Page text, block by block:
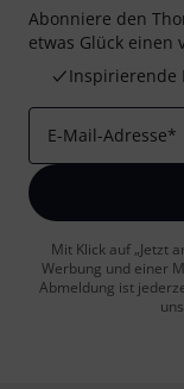
Abonniere den
etwas Glück einen
Inspirierende
E-Mail-Adresse*
Mit Klick auf „Jetzt
Werbung und einer
Abmeldung ist